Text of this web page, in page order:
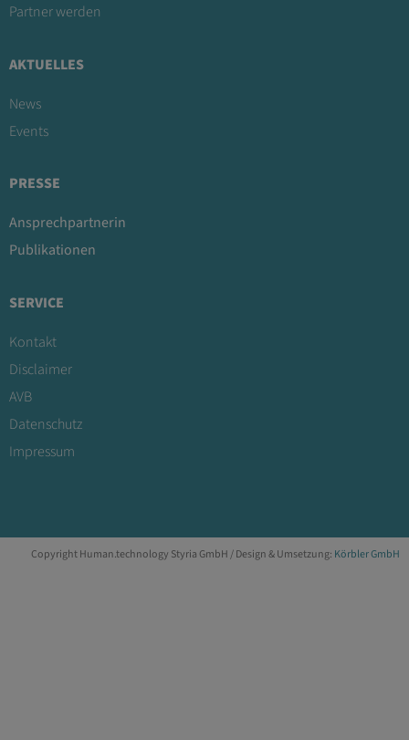
Partner werden
AKTUELLES
News
Events
PRESSE
Ansprechpartnerin
Publikationen
SERVICE
Kontakt
Disclaimer
AVB
Datenschutz
Impressum
Copyright Human.technology Styria GmbH / Design & Umsetzung: Körbler GmbH